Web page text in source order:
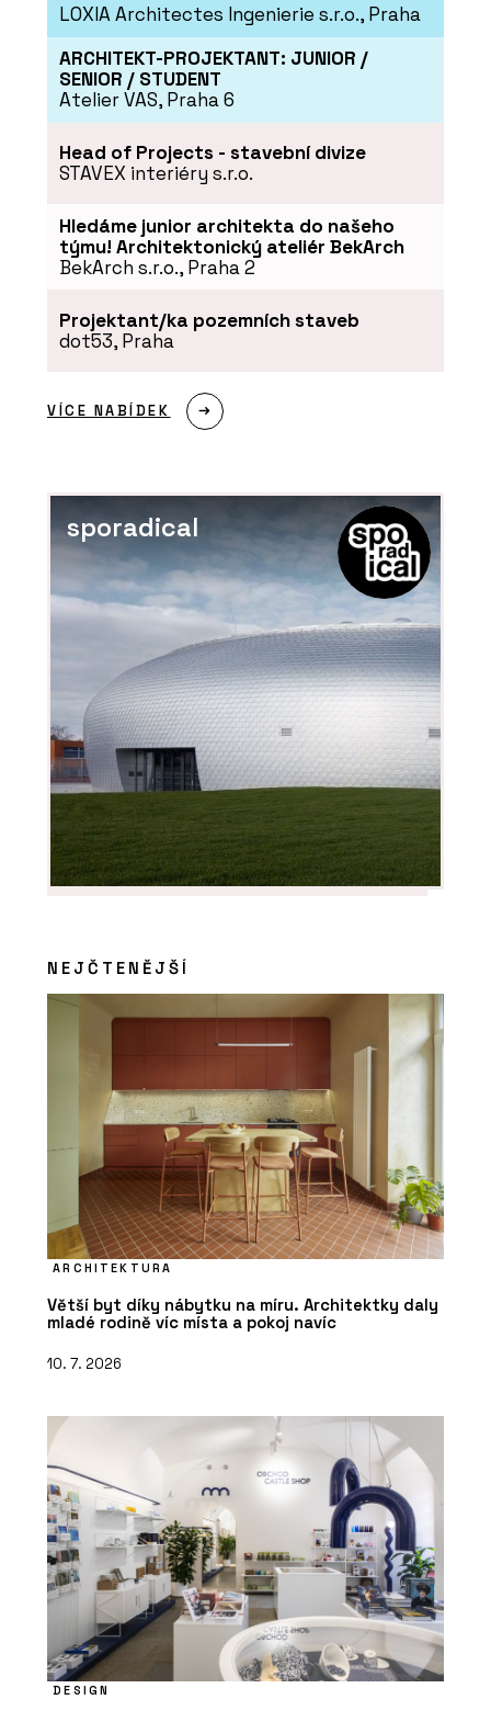
ČLÁNKY
Kde v olympijském Livignu po sportu
zrelaxovat? Ve wellness s českou
Bazénové zakrytí - Aquamarine Spa
PRODUKTY
Vířivky – Aquamarine Spa
LOXIA Architectes Ingenierie s.r.o., Praha
ARCHITEKT-PROJEKTANT: JUNIOR /
SENIOR / STUDENT
Atelier VAS, Praha 6
Head of Projects - stavební divize
STAVEX interiéry s.r.o.
Hledáme junior architekta do našeho
týmu! Architektonický ateliér BekArch
BekArch s.r.o., Praha 2
Projektant/ka pozemních staveb
dot53, Praha
VÍCE NABÍDEK
sporadical
NEJČTENĚJŠÍ
ARCHITEKTURA
Větší byt díky nábytku na míru. Architektky daly
mladé rodině víc místa a pokoj navíc
10. 7. 2026
DESIGN